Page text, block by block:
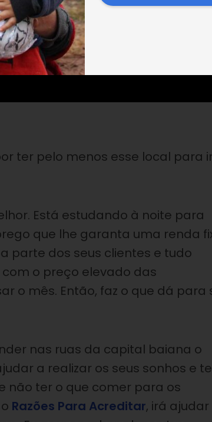
ter pelo menos esse local para ir
Está estudando à noite para
que lhe garanta uma renda
parte dos seus clientes e tudo
com o preço elevado das
o mês. Então, faz o que dá para
nas ruas da capital baiana o
a realizar os seus sonhos e
não ter o que comer para os
Razões Para Acreditar, irá ajudar